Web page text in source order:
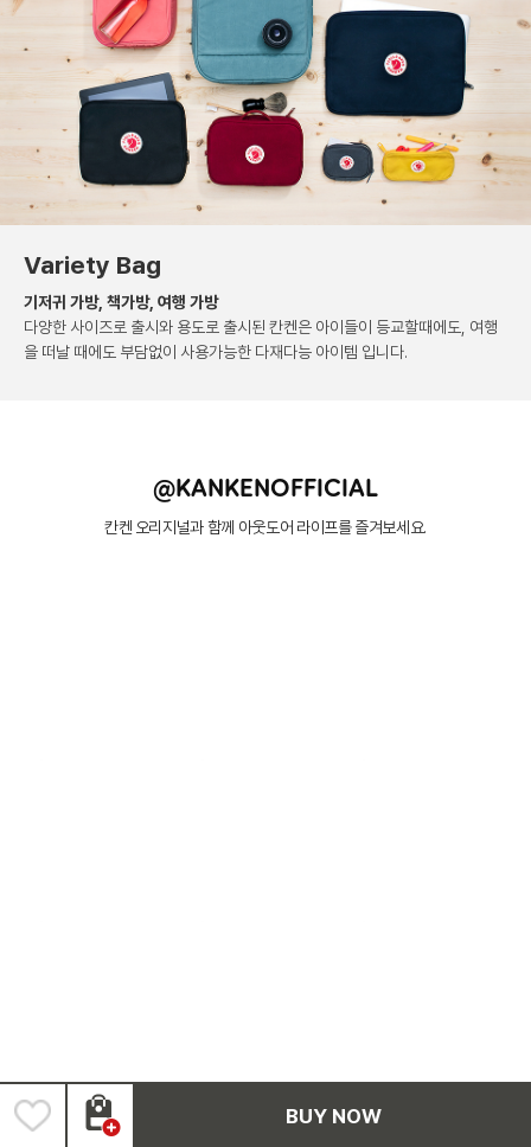
BUY NOW
Variety Bag
기저귀 가방, 책가방, 여행 가방
다양한 사이즈로 출시와 용도로 출시된 칸켄은 아이들이 등교할때에도, 여행
을 떠날 때에도 부담없이 사용가능한 다재다능 아이템 입니다.
@KANKENOFFICIAL
칸켄 오리지널과 함께 아웃도어 라이프를 즐겨보세요.